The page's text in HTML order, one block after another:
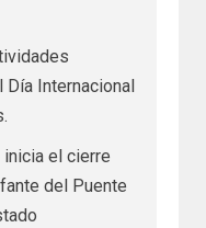
Internacional
el cierre
del Puente